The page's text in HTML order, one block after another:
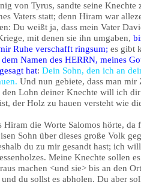
von Tyrus, sandte seine
Vaters statt; denn Hiram war
Du weißt ja, dass mein Vater
mit denen sie ihn umgaben,
Ruhe verschafft ringsum; es gibt
dem Namen des HERRN, meines
hat:Dein Sohn, den ich an
Und nun gebiete, dass man
Lohn deiner Knechte will ich
der Holz zu hauen versteht wie
Hiram die Worte Salomos hörte,
Sohn über dieses große Volk
du zu mir gesandt hast; ich
Meine Knechte sollen
machen <und sie> bis an den
und du sollst es abholen. Du aber